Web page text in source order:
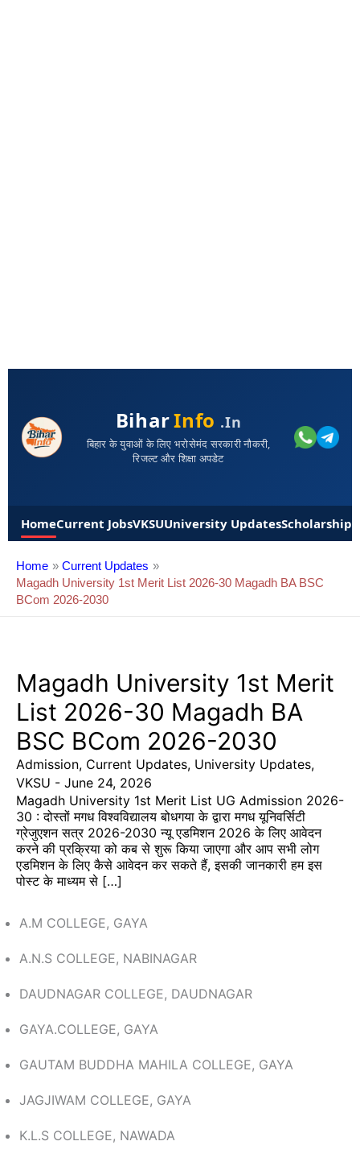
BiharInfo .in
बिहार के युवाओं के लिए भरोसेमंद सरकारी नौकरी,
रिजल्ट और शिक्षा अपडेट
HomeCurrent JobsVKSUUniversity UpdatesScholarships
Home
Current Updates
Magadh University 1st Merit List 2026-30 Magadh BA BSC
BCom 2026-2030
Magadh University 1st Merit
List 2026-30 Magadh BA
BSC BCom 2026-2030
Admission, Current Updates, University Updates,
VKSU - June 24, 2026
Magadh University 1st Merit List UG Admission 2026-
30 : दोस्तों मगध विश्वविद्यालय बोधगया के द्वारा मगध यूनिवर्सिटी
ग्रेजुएशन सत्र 2026-2030 न्यू एडमिशन 2026 के लिए आवेदन
करने की प्रक्रिया को कब से शुरू किया जाएगा और आप सभी लोग
एडमिशन के लिए कैसे आवेदन कर सकते हैं, इसकी जानकारी हम इस
पोस्ट के माध्यम से […]
A.M COLLEGE, GAYA
A.N.S COLLEGE, NABINAGAR
DAUDNAGAR COLLEGE, DAUDNAGAR
GAYA.COLLEGE, GAYA
GAUTAM BUDDHA MAHILA COLLEGE, GAYA
JAGJIWAM COLLEGE, GAYA
K.L.S COLLEGE, NAWADA